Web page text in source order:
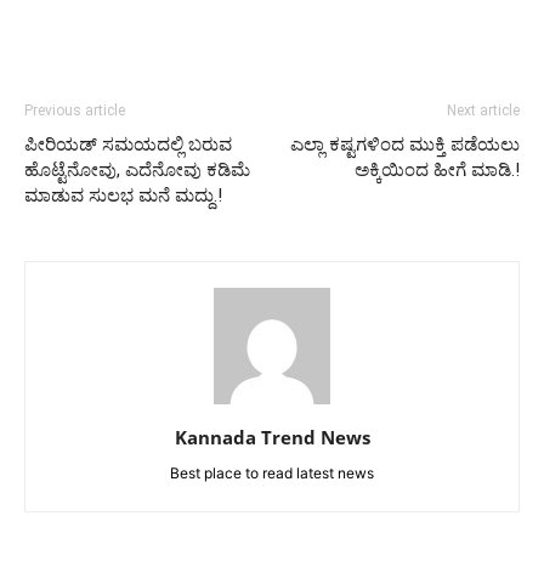
Previous article
ಪೀರಿಯಡ್ ಸಮಯದಲ್ಲಿ ಬರುವ
ಹೊಟ್ಟೆನೋವು, ಎದೆನೋವು ಕಡಿಮೆ
ಮಾಡುವ ಸುಲಭ ಮನೆ ಮದ್ದು.!
Next article
ಎಲ್ಲಾ ಕಷ್ಟಗಳಿಂದ ಮುಕ್ತಿ ಪಡೆಯಲು
ಅಕ್ಕಿಯಿಂದ ಹೀಗೆ ಮಾಡಿ.!
Kannada Trend News
Best place to read latest news